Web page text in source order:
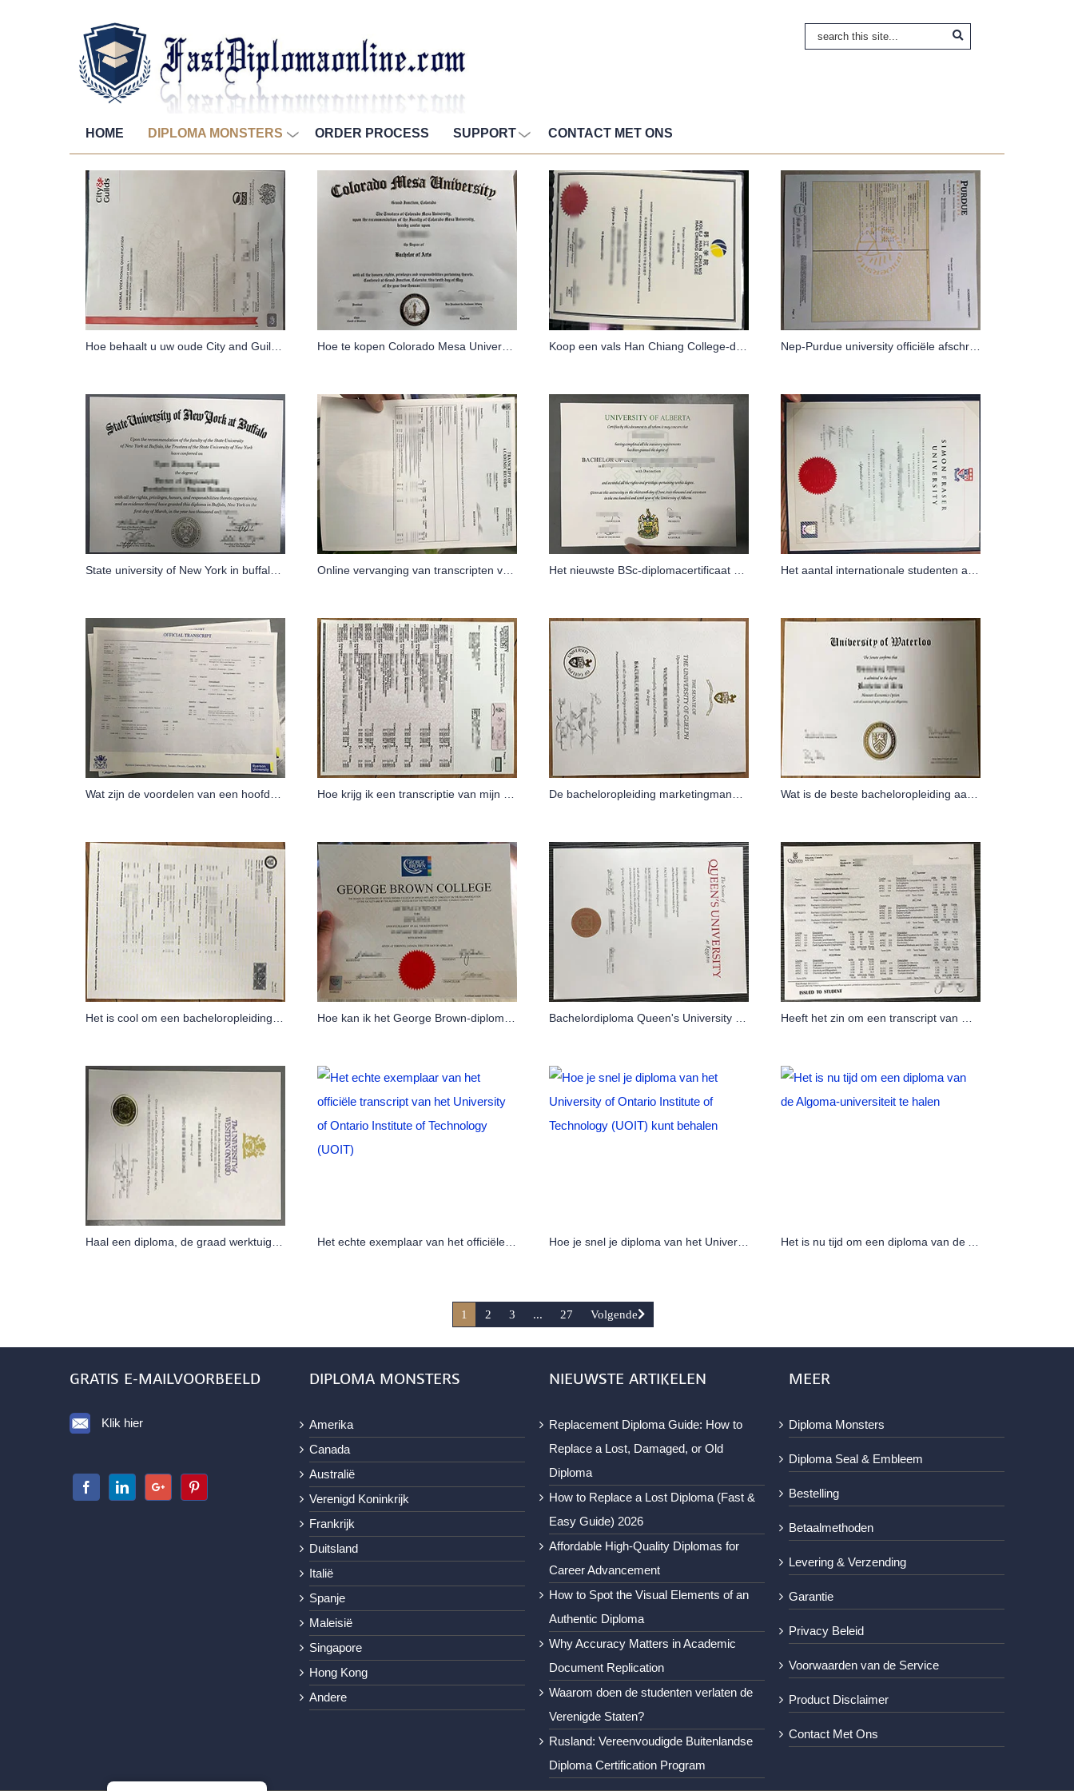
HOME DIPLOMA MONSTERS ORDER PROCESS SUPPORT CONTACT MET ONS
1 2 3 ... 27 Volgende
GRATIS E-MAILVOORBEELD
Klik hier
DIPLOMA MONSTERS
Amerika
Canada
Australië
Verenigd Koninkrijk
Frankrijk
Duitsland
Italië
Spanje
Maleisië
Singapore
Hong Kong
Andere
NIEUWSTE ARTIKELEN
Replacement Diploma Guide: How to
Replace a Lost, Damaged, or Old
Diploma
How to Replace a Lost Diploma (Fast &
Easy Guide) 2026
Affordable High-Quality Diplomas for
Career Advancement
How to Spot the Visual Elements of an
Authentic Diploma
Why Accuracy Matters in Academic
Document Replication
Waarom doen de studenten verlaten de
Verenigde Staten?
Rusland: Vereenvoudigde Buitenlandse
Diploma Certification Program
MEER
Diploma Monsters
Diploma Seal & Embleem
Bestelling
Betaalmethoden
Levering & Verzending
Garantie
Privacy Beleid
Voorwaarden van de Service
Product Disclaimer
Contact Met Ons